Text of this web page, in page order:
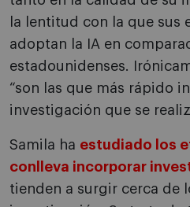
la lentitud con la que sus
adoptan la IA en
estadounidenses.
“son las que más rápido
investigación que se
Samila ha estudiado los
conlleva incorporar
tienden a surgir cerca de